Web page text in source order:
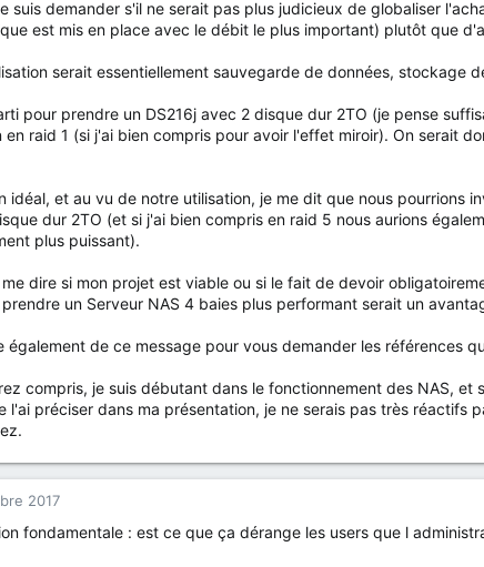
suis demander s'il ne serait pas plus judicieux de globaliser
est mis en place avec le débit le plus important) plutôt que
serait essentiellement sauvegarde de données, stockage
pour prendre un DS216j avec 2 disque dur 2TO (je pense
en raid 1 (si j'ai bien compris pour avoir l'effet miroir). On serait
idéal, et au vu de notre utilisation, je me dit que nous pourrions
dur 2TO (et si j'ai bien compris en raid 5 nous aurions
plus puissant).
dire si mon projet est viable ou si le fait de devoir
un Serveur NAS 4 baies plus performant serait un
également de ce message pour vous demander les références
compris, je suis débutant dans le fonctionnement des NAS,
l'ai préciser dans ma présentation, je ne serais pas très
2017
fondamentale : est ce que ça dérange les users que l